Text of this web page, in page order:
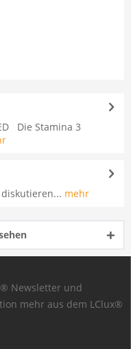
Die Stamina 3
mehr
Newsletter und
mehr aus dem LClux®